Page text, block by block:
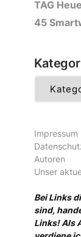
TAG
45
Impressum
Autoren
Unser
Bei Links
sind,
Links! Als